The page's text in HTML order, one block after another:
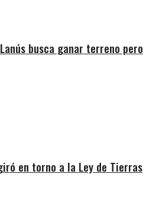
busca ganar terreno pero
en torno a la Ley de Tierras